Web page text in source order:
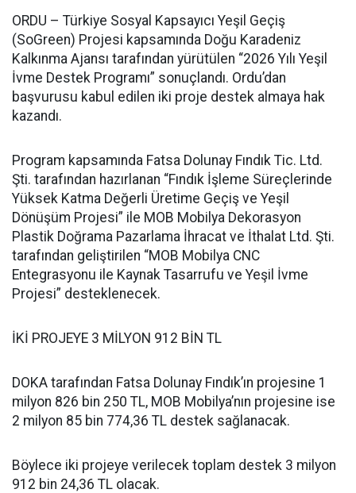
ORDU – Türkiye Sosyal Kapsayıcı Yeşil Geçiş
(SoGreen) Projesi kapsamında Doğu Karadeniz
Kalkınma Ajansı tarafından yürütülen “2026 Yılı Yeşil
İvme Destek Programı” sonuçlandı. Ordu’dan
başvurusu kabul edilen iki proje destek almaya hak
kazandı.
Program kapsamında Fatsa Dolunay Fındık Tic. Ltd.
Şti. tarafından hazırlanan “Fındık İşleme Süreçlerinde
Yüksek Katma Değerli Üretime Geçiş ve Yeşil
Dönüşüm Projesi” ile MOB Mobilya Dekorasyon
Plastik Doğrama Pazarlama İhracat ve İthalat Ltd. Şti.
tarafından geliştirilen “MOB Mobilya CNC
Entegrasyonu ile Kaynak Tasarrufu ve Yeşil İvme
Projesi” desteklenecek.
İKİ PROJEYE 3 MİLYON 912 BİN TL
DOKA tarafından Fatsa Dolunay Fındık’ın projesine 1
milyon 826 bin 250 TL, MOB Mobilya’nın projesine ise
2 milyon 85 bin 774,36 TL destek sağlanacak.
Böylece iki projeye verilecek toplam destek 3 milyon
912 bin 24,36 TL olacak.